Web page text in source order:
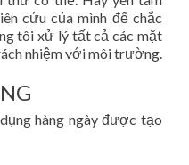
cứu của mình để chắc
tôi xử lý tất cả các mặt
nhiệm với môi trường.
hàng ngày được tạo